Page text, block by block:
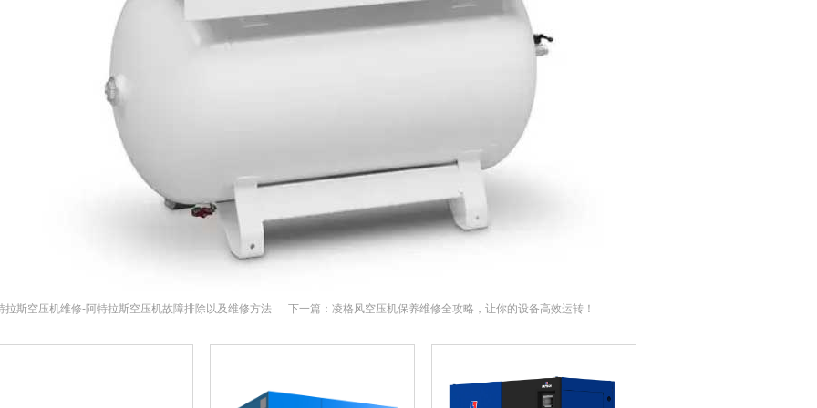
拉斯空压机维修-阿特拉斯空压机故障排除以及维修方法 下一篇： 凌格风空压机保养维修全攻略，让你的设备高效运转！